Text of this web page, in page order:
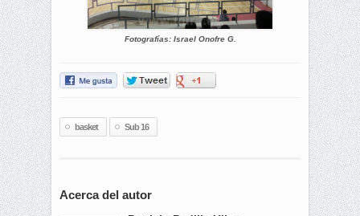
Fotografías: Israel Onofre G.
basket Sub 16
Acerca del autor